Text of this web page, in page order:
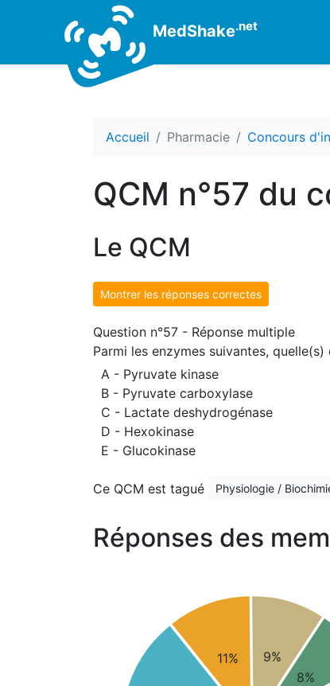
MedShake.net
Accueil Pharmacie Concours
QCM n°57 du
Le QCM
Montrer les réponses correctes
Question n°57 - Réponse multiple
Parmi les enzymes suivantes,
A - Pyruvate kinase
B - Pyruvate carboxylase
C - Lactate deshydrogénase
D - Hexokinase
E - Glucokinase
Ce QCM est tagué Physiologie /
Réponses des
11%
9%
8%